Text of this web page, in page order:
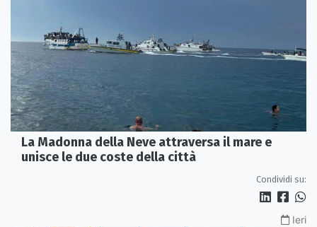
La Madonna della Neve attraversa il mare e
unisce le due coste della città
Condividi su:
Ieri